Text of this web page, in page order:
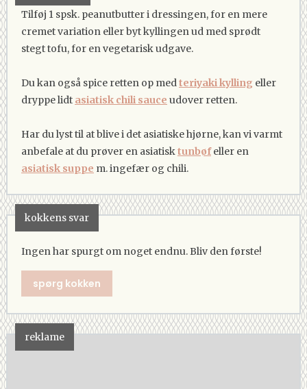
Tilføj 1 spsk. peanutbutter i dressingen, for en mere
cremet variation eller byt kyllingen ud med sprødt
stegt tofu, for en vegetarisk udgave.
Du kan også spice retten op medteriyaki kylling eller
dryppe lidt asiatisk chili sauce udover retten.
Har du lyst til at blive i det asiatiske hjørne, kan vi varmt
anbefale at du prøver en asiatisktunbøfeller en
asiatisk suppe m. ingefær og chili.
kokkens svar
Ingen har spurgt om noget endnu. Bliv den første!
spørg kokken
reklame